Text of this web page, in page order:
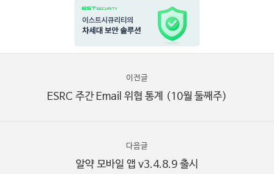
이전글
ESRC 주간 Email 위협 통계 (10월 둘째주)
다음글
알약 모바일 앱 v3.4.8.9 출시